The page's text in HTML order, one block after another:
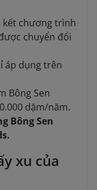
kết chương trình
chuyển đổi
áp dụng trên
Bông Sen
dặm/năm.
Bông Sen
xu của